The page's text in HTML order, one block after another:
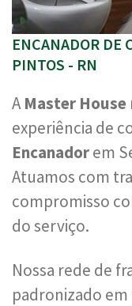
ENCANADOR DE
PINTOS - RN
AMaster House
experiência de
Encanadorem
Atuamos com
compromisso
do serviço.
Nossa rede de
padronizado